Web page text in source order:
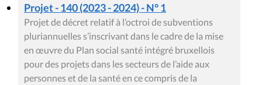
Projet - 140 (2023 - 2024) - N° 1
Projet de décret relatif à l’octroi de subventions
pluriannuelles s’inscrivant dans le cadre de la mise
en œuvre du Plan social santé intégré bruxellois
pour des projets dans les secteurs de l’aide aux
personnes et de la santé en ce compris de la